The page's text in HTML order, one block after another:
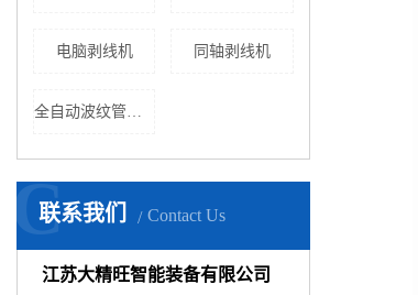
电脑剥线机 同轴剥线机
联系我们 Contact Us
C
江苏大精旺智能装备有限公司